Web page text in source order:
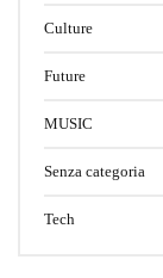
Culture
Future
MUSIC
Senza categoria
Tech